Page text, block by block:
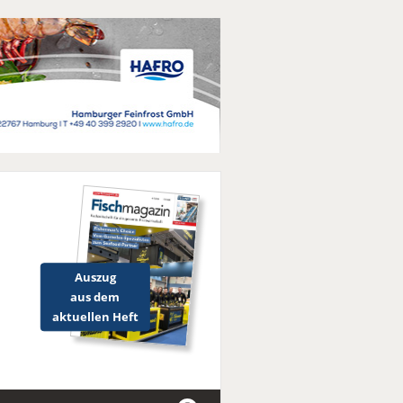
Auszug
aus dem
aktuellen Heft